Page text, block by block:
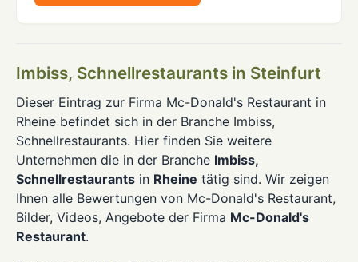
Imbiss, Schnellrestaurants in Steinfurt
Dieser Eintrag zur Firma Mc-Donald's Restaurant in
Rheine befindet sich in der Branche Imbiss,
Schnellrestaurants. Hier finden Sie weitere
Unternehmen die in der Branche Imbiss,
Schnellrestaurants in Rheine tätig sind. Wir zeigen
Ihnen alle Bewertungen von Mc-Donald's Restaurant,
Bilder, Videos, Angebote der Firma Mc-Donald's
Restaurant.